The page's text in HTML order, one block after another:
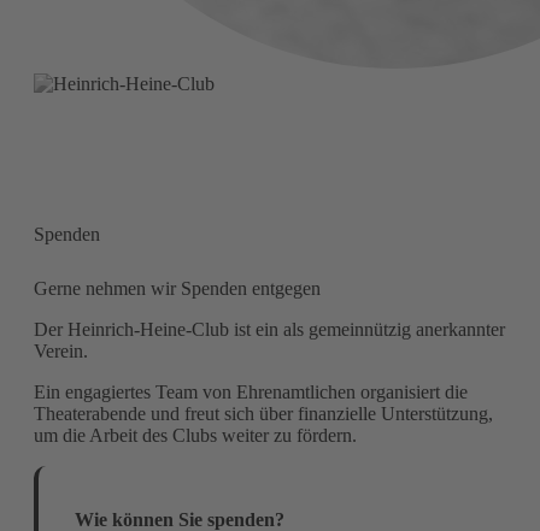
Spenden
Gerne nehmen wir Spenden entgegen
Der Heinrich-Heine-Club ist ein als gemeinnützig anerkannter
Verein.
Ein engagiertes Team von Ehrenamtlichen organisiert die
Theaterabende und freut sich über finanzielle Unterstützung,
um die Arbeit des Clubs weiter zu fördern.
Wie können Sie spenden?